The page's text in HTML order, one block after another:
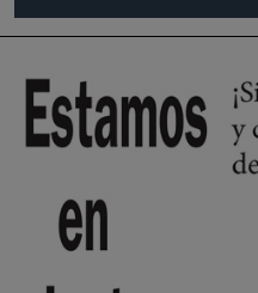
🔴 EXCLUSIVA |
Y ese quien es, apenas se ven
Pozuelo de Alarcón
🔴 EXCLUSIVA |